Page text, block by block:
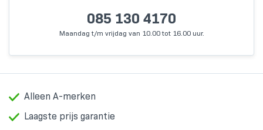
085 130 4170
Maandag t/m vrijdag van 10.00 tot 16.00 uur.
Alleen A-merken
Laagste prijs garantie